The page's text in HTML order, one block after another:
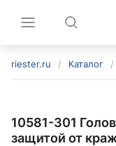
riester.ru / Каталог /
10581-301
защитой от